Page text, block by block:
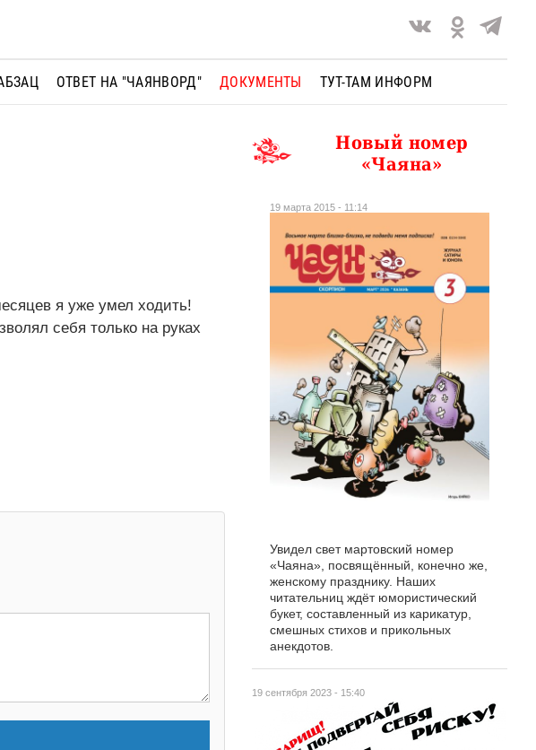
ОТВЕТ НА "ЧАЯНВОРД" ДОКУМЕНТЫ ТУТ-ТАМ ИНФОРМ
я уже умел ходить!
себя только на руках
19 сентября 2023 - 15:40
Новый номер
«Чаяна»
19 марта 2015 - 11:14
Увидел свет мартовский номер
«Чаяна», посвящённый, конечно же,
женскому празднику. Наших
читательниц ждёт юмористический
букет, составленный из карикатур,
смешных стихов и прикольных
анекдотов.